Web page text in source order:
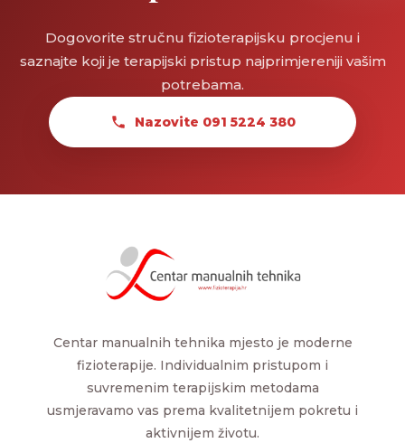
Dogovorite stručnu fizioterapijsku procjenu i
saznajte koji je terapijski pristup najprimjereniji vašim
potrebama.
Nazovite 091 5224 380
Centar manualnih tehnika mjesto je moderne
fizioterapije. Individualnim pristupom i
suvremenim terapijskim metodama
usmjeravamo vas prema kvalitetnijem pokretu i
aktivnijem životu.